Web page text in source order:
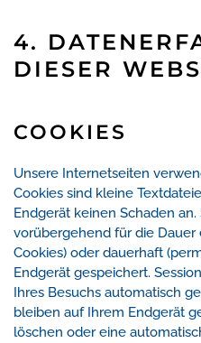
4.
DIESER
COOKIES
Unsere Internetseiten
Cookies sind kleine
Endgerät keinen Schaden
vorübergehend für die Dauer
Cookies) oder dauerhaft
Endgerät gespeichert.
Ihres Besuchs automatisch
bleiben auf Ihrem Endgerät
löschen oder eine